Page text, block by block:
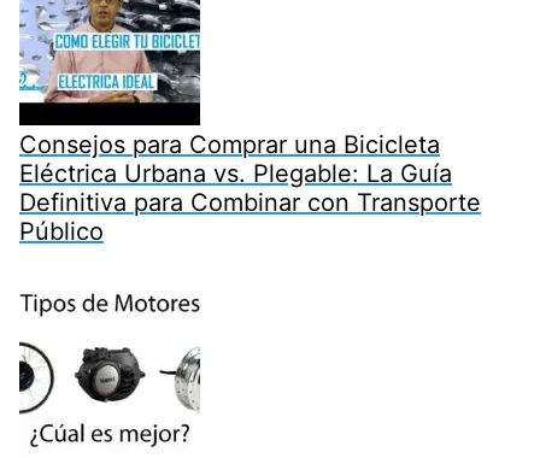
Consejos para Comprar una Bicicleta
Eléctrica Urbana vs. Plegable: La Guía
Definitiva para Combinar con Transporte
Público